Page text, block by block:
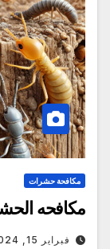
مكافحة حشرات
مكافحه الحشرات
فبراير 15, 2024